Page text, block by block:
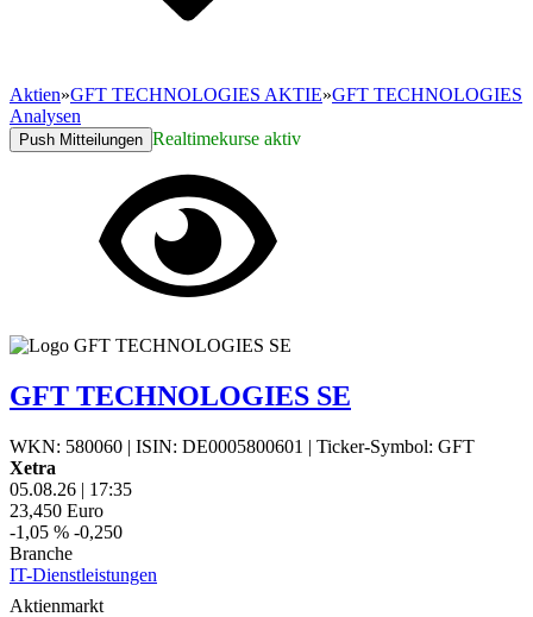
Aktien»GFT TECHNOLOGIES AKTIE»GFT TECHNOLOGIES
Analysen
Push Mitteilungen Realtimekurse aktiv
GFT TECHNOLOGIES SE
WKN: 580060 | ISIN: DE0005800601 | Ticker-Symbol: GFT
Xetra
05.08.26 | 17:35
23,450 Euro
-1,05 % -0,250
Branche
IT-Dienstleistungen
Aktienmarkt